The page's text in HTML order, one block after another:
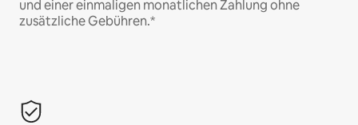
und einer einmaligen monatlichen Zahlung ohne
zusätzliche Gebühren.*